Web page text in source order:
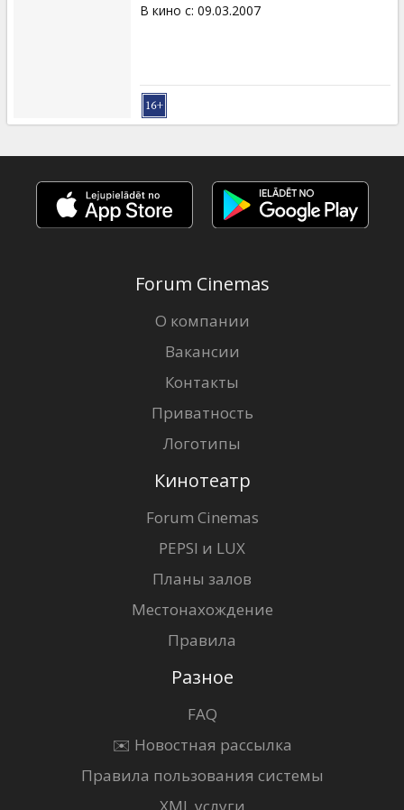
В кино с: 09.03.2007
Forum Cinemas
О компании
Вакансии
Контакты
Приватность
Логотипы
Кинотеатр
Forum Cinemas
PEPSI и LUX
Планы залов
Местонахождение
Правила
Разное
FAQ
✉️ Новостная рассылка
Правила пользования системы
XML услуги